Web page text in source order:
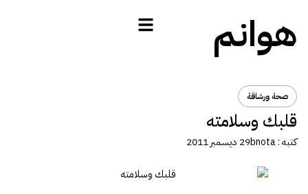
هوانم
صحة ورشاقة
قلبك وسلامته
كتبه :bnota29 ديسمبر 2011